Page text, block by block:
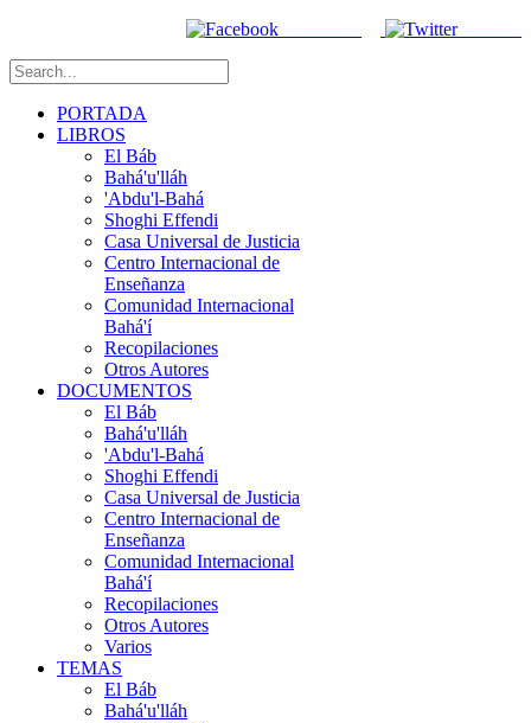
PORTADA
LIBROS
El Báb
Bahá'u'lláh
'Abdu'l-Bahá
Shoghi Effendi
Casa Universal de Justicia
Centro Internacional de
Enseñanza
Comunidad Internacional
Bahá'í
Recopilaciones
Otros Autores
DOCUMENTOS
El Báb
Bahá'u'lláh
'Abdu'l-Bahá
Shoghi Effendi
Casa Universal de Justicia
Centro Internacional de
Enseñanza
Comunidad Internacional
Bahá'í
Recopilaciones
Otros Autores
Varios
TEMAS
El Báb
Bahá'u'lláh